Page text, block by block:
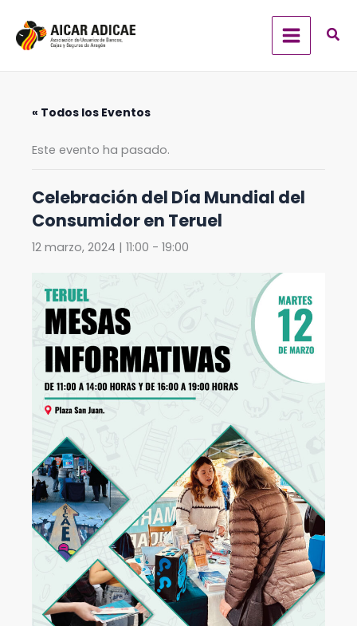
contenido
« Todos los Eventos
Este evento ha pasado.
Celebración del Día Mundial del
Consumidor en Teruel
12 marzo, 2024 | 11:00 - 19:00